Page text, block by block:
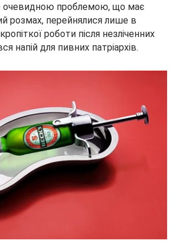
очевидною проблемою, що має
розмах, перейнялися лише в
роботи після незліченних
напій для пивних патріархів.